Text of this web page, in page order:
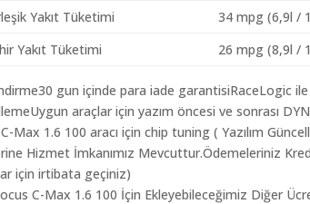
Yakıt Tüketimi
34 mpg (6,9l /
Yakıt Tüketimi
26 mpg (8,9l /
gun içinde para iade garantisiRaceLogic
araçlar için yazım öncesi ve sonrası
Max 1.6 100 aracı için chip tuning ( Yazılım
Hizmet İmkanımız Mevcuttur.Ödemeleriniz
için irtibata geçiniz)
C-Max 1.6 100 İçin Ekleyebileceğimiz Diğer